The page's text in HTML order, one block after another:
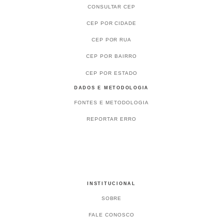
CONSULTAR CEP
CEP POR CIDADE
CEP POR RUA
CEP POR BAIRRO
CEP POR ESTADO
DADOS E METODOLOGIA
FONTES E METODOLOGIA
REPORTAR ERRO
INSTITUCIONAL
SOBRE
FALE CONOSCO